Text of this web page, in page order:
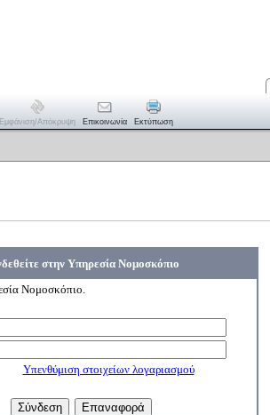
Εμφάνιση/απόκρυψη Επικοινωνία Εκτύπωση